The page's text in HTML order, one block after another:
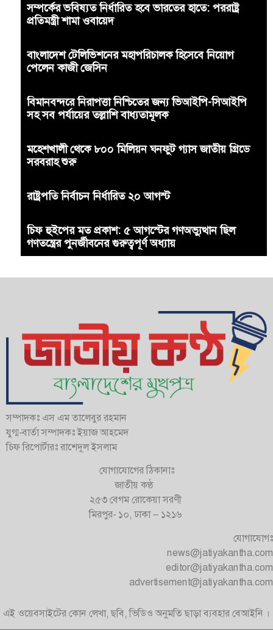
সম্পর্কের ভবিষ্যত নির্ধারিত হবে ভারতের হাতে: পররাষ্ট্র
প্রতিমন্ত্রী শামা ওবায়েদ
বাংলাদেশ টেলিভিশনের মহাপরিচালক হিসেবে নিয়োগ
পেলেন কাজী জেসিন
বিমানবন্দরে নিরাপত্তা নিশ্চিতের জন্য ভিআইপি-সিআইপি
সহ সব পর্যায়ের তল্লাশি বাধ্যতামূলক
মহেশখালী থেকে ৮০০ মিলিয়ন ঘনফুট গ্যাস জাতীয় গ্রিডে
সরবরাহ শুরু
রাষ্ট্রপতি নির্বাচন নির্ধারিত ২০ আগস্ট
চিফ হুইপের মত প্রকাশ: ৫ আগস্টের গণঅভ্যুত্থান ছিল
গণতন্ত্রের পুনর্জীবনের গুরুত্বপূর্ণ অধ্যায়
সম্পাদকঃ এস এম তালেবুর রহমান
যুগ্ম-বার্তা সম্পাদকঃ ইয়াজ আহমেদ
চিফ রিপোর্টারঃ রাশেদুল ইসলাম
যোগাযোগের ঠিকানাঃ
জাতীয় কণ্ঠ
২৫৩ বেগম রোকেয়া সরণী
মিরপুর- ১০, ঢাকা – ১২১৬
যোগাযোগঃ
news@jatiyakantha.com
editor@jatiyakantha.com
advertisement@jatiyakantha.com
এই ওয়েবসাইটের কোন লেখা, ছবি, ভিডিও অনুমতি ছাড়া ব্যবহার বেআইনি ।